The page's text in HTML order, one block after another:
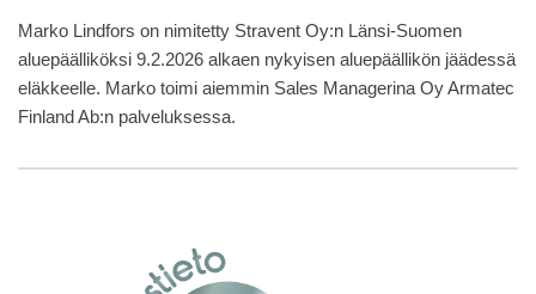
Marko Lindfors on nimitetty Stravent Oy:n Länsi-Suomen
aluepäälliköksi 9.2.2026 alkaen nykyisen aluepäällikön jäädessä
eläkkeelle. Marko toimi aiemmin Sales Managerina Oy Armatec
Finland Ab:n palveluksessa.